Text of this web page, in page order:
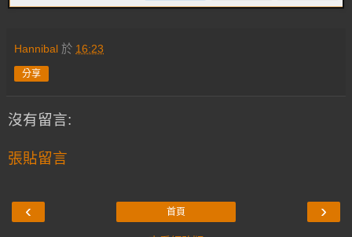
Hannibal 於 16:23
分享
沒有留言:
張貼留言
‹ ›
首頁